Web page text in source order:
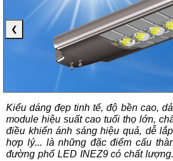
❮
Kiểu dáng đẹp tinh tế, độ bền cao,
module hiệu suất cao tuổi thọ lớn,
điều khiển ánh sáng hiệu quả, dễ
hợp lý... là những đặc điểm cấu
đường phố LED INEZ9 có chất